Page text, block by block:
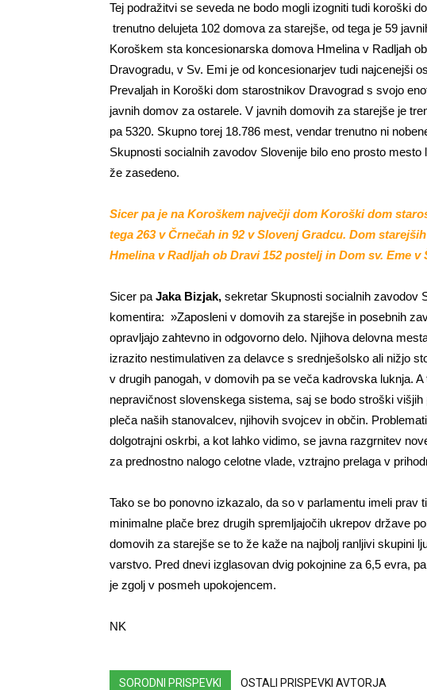
Tej podražitvi se seveda ne bodo mogli izogniti tudi koroški
trenutno delujeta 102 domova za starejše, od tega je 59
Koroškem sta koncesionarska domova Hmelina v Radljah
Dravogradu, v Sv. Emi je od koncesionarjev tudi najcenejši
Prevaljah in Koroški dom starostnikov Dravograd s svojo
javnih domov za ostarele. V javnih domovih za starejše je
pa 5320. Skupno torej 18.786 mest, vendar trenutno ni
Skupnosti socialnih zavodov Slovenije bilo eno prosto
že zasedeno.
Sicer pa je na Koroškem največji dom Koroški dom
tega 263 v Črnečah in 92 v Slovenj Gradcu. Dom
Hmelina v Radljah ob Dravi 152 postelj in Dom sv. Eme
Sicer pa Jaka Bizjak, sekretar Skupnosti socialnih zavodov
komentira: »Zaposleni v domovih za starejše in posebnih
opravljajo zahtevno in odgovorno delo. Njihova delovna
izrazito nestimulativen za delavce s srednješolsko ali nižjo
v drugih panogah, v domovih pa se veča kadrovska luknja.
nepravičnost slovenskega sistema, saj se bodo stroški
pleča naših stanovalcev, njihovih svojcev in občin.
dolgotrajni oskrbi, a kot lahko vidimo, se javna razgrnitev
za prednostno nalogo celotne vlade, vztrajno prelaga v
Tako se bo ponovno izkazalo, da so v parlamentu imeli prav
minimalne plače brez drugih spremljajočih ukrepov države
domovih za starejše se to že kaže na najbolj ranljivi skupini
varstvo. Pred dnevi izglasovan dvig pokojnine za 6,5 evra,
je zgolj v posmeh upokojencem.
NK
SORODNI PRISPEVKI OSTALI PRISPEVKI AVTORJA